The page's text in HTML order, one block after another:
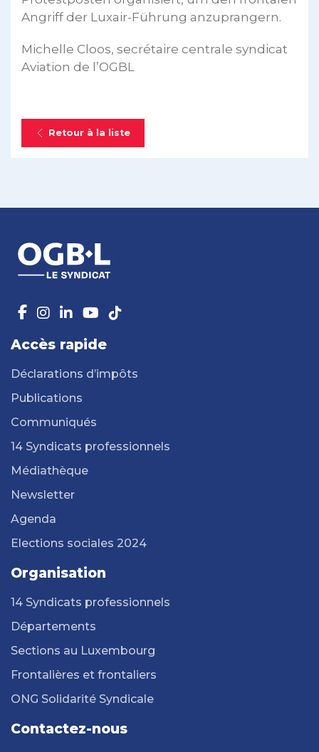
Angriff der Luxair-Führung anzuprangern.
Michelle Cloos, secrétaire centrale syndicat
Aviation de l’OGBL
Retour à la liste
Accès rapide
Déclarations d’impôts
Publications
Communiqués
14 Syndicats professionnels
Médiathèque
Newsletter
Agenda
Elections sociales 2024
Organisation
14 Syndicats professionnels
Départements
Sections au Luxembourg
Frontalières et frontaliers
ONG Solidarité Syndicale
Contactez-nous